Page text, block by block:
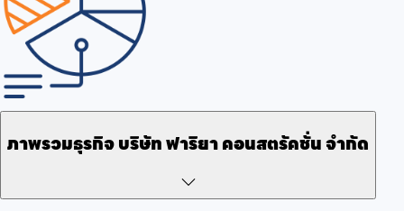
ภาพรวมธุรกิจบริษัท ฟาริยา คอนสตรัคชั่น จำกัด